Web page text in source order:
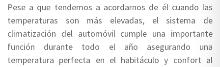
Pese a que tendemos a acordarnos de él cuando las
temperaturas son más elevadas, el sistema de
climatización del automóvil cumple una importante
función durante todo el año asegurando una
temperatura perfecta en el habitáculo y confort al